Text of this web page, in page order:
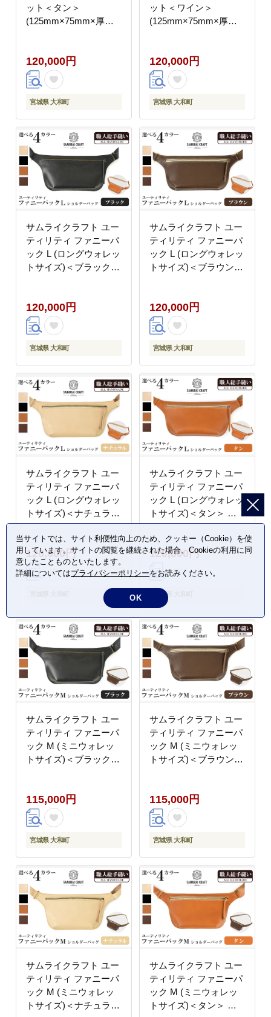
ット＜タン＞
(125mm×75mm×厚み
サイフ ギフト 日本製
手縫い ハンドメイド フ
ァッション 小物
Samurai Craft【株式会
tan
120,000円
宮城県 大和町
ット＜ワイン＞
(125mm×75mm×厚み
サイフ ギフト 日本製
手縫い ハンドメイド フ
ァッション 小物
Samurai Craft【株式会
wine
120,000円
宮城県 大和町
サムライクラフト ユー
ティリティ ファニーパ
ック L (ロングウォレッ
トサイズ)＜ブラック＞
グ レザー 本革 日本製
総手縫い ハンドメイド
ファッション メンズ
Samurai Craft【株式会
black
120,000円
宮城県 大和町
サムライクラフト ユー
ティリティ ファニーパ
ック L (ロングウォレッ
トサイズ)＜ブラウン＞
グ レザー 本革 日本製
総手縫い ハンドメイド
ファッション メンズ
Samurai Craft【株式会
brown
120,000円
宮城県 大和町
サムライクラフト ユー
ティリティ ファニーパ
ック L (ロングウォレッ
トサイズ)＜ナチュラル
＞ ショルダーバッグ ウ
エストバッグ レザーバ
ッグ レザー 本革 日本
製 総手縫い ハンドメイ
ド ファッション メンズ
Samurai Craft【株式会
社Stand Field】ta411-
natural
120,000円
サムライクラフト ユー
ティリティ ファニーパ
ック L (ロングウォレッ
トサイズ)＜タン＞ シ
ョルダーバッグ ウエス
トバッグ レザーバッグ
レザー 本革 日本製 総
ァッション メンズ
Samurai Craft【株式会
社Stand Field】ta411-
tan
120,000円
宮城県 大和町
サムライクラフト ユー
ティリティ ファニーパ
ック M (ミニウォレッ
トサイズ)＜ブラック＞
グ レザー 本革 日本製
総手縫い ハンドメイド
ファッション メンズ
Samurai Craft【株式会
black
115,000円
宮城県 大和町
サムライクラフト ユー
ティリティ ファニーパ
ック M (ミニウォレッ
トサイズ)＜ブラウン＞
グ レザー 本革 日本製
総手縫い ハンドメイド
ファッション メンズ
Samurai Craft【株式会
brown
115,000円
宮城県 大和町
サムライクラフト ユー
ティリティ ファニーパ
ック M (ミニウォレッ
トサイズ)＜ナチュラル
サムライクラフト ユー
ティリティ ファニーパ
ック M (ミニウォレッ
トサイズ)＜タン＞ シ
当サイトでは、サイト利便性向上のため、クッキー（Cookie）を使
用しています。サイトの閲覧を継続された場合、Cookieの利用に同
意したことものといたします。
詳細についてはプライバシーポリシーをお読みください。
OK